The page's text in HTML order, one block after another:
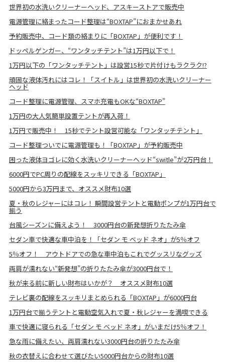
世界初の水洗いクリーナーヘッド、アスキーストアで販売中
電源管理に絡まったコード整理は“BOXTAP”におまかせあれ
予約販売中、コード類の絡まりに「BOXTAP」が便利です！
ドッペルゲンガー、“ワンタッチテント”は1万円以下で！
1万円以下の「ワンタッチテント」は設営15秒で片付けもラクラク!?
頑固な液体汚れにはコレ！「スイトル」は世界初の水洗いクリーナー
ヘッド
コード整理に電源管理、スマホ充電もOKな“BOXTAP”
1万円の大人気簡単設置テントが再入荷！
1万円で販売中！ 15秒でテント設営可能な「ワンタッチテント」
コード整理ついでに電源管理も！「BOXTAP」が予約販売中
困った液体ヨゴレに効く水洗いクリーナーヘッド“switle”が2万円台！
6000円でPC周りの配線をスッキリできる「BOXTAP」
5000円から3万円まで、オススメ財布10選
夏・秋のレジャーにはコレ！ 瞬間設営テントと電動ポンプが1万円台で
揃う
台風シーズンに備えよう！ 3000円台の新発想折りたたみ傘
セダン車で快適な車中泊を！「セダン モ ベッド ネオ」が5％オフ
5％オフ！ アウトドアでの急な車中泊もこれでグッスリなグッズ
両肩が濡れない“新発想”の折りたたみ傘が3000円台で！
秋が来る前に新しい財布はいかが？ オススメ財布10選
テレビ裏の配線をスッキリまとめられる「BOXTAP」が6000円台
1万円台で揃うテントと電動空気入れで夏・秋レジャーを満喫できる
車で快適に寝られる「セダン モ ベッド ネオ」がいまだけ5％オフ！
急な雨に備えたい、両肩濡れない3000円台の折りたたみ傘
秋の衣替えに合わせて選びたい5000円台からの財布10選